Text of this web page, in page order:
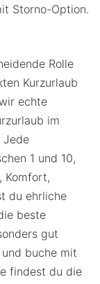
Storno-Option.
Rolle
Kurzurlaub
echte
im
Jede
1 und 10,
Komfort,
du ehrliche
beste
gut
buche mit
findest du die